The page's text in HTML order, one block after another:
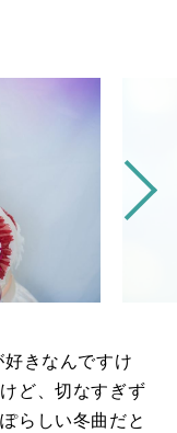
きなんですけ
ど、切なすぎず
らしい冬曲だと